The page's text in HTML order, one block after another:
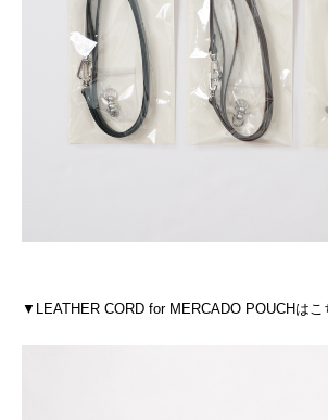
▼LEATHER CORD for MERCADO POUCHはこ